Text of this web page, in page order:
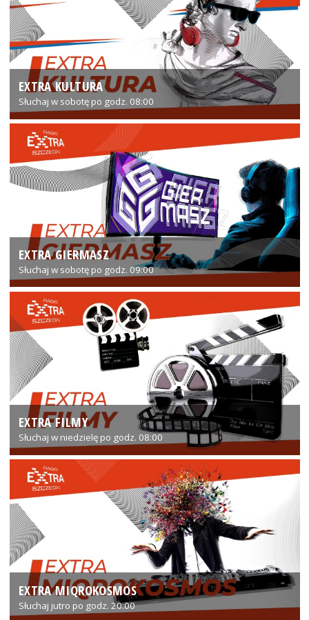
EXTRA KULTURA
Słuchaj w sobotę po godz. 08:00
EXTRA GIERMASZ
Słuchaj w sobotę po godz. 09:00
EXTRA FILMY
Słuchaj w niedzielę po godz. 08:00
EXTRA MIQROKOSMOS
Słuchaj jutro po godz. 20:00